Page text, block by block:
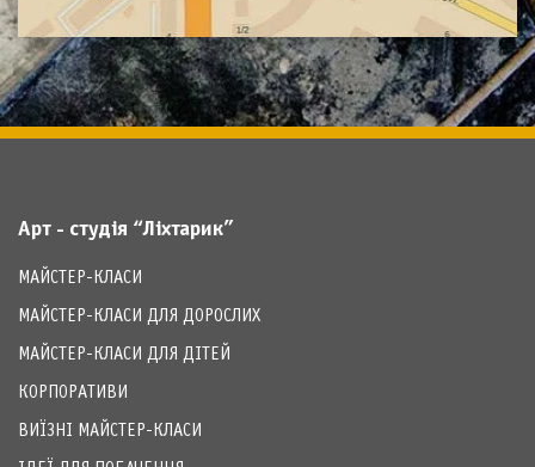
Арт - студія “Ліхтарик”
МАЙСТЕР-КЛАСИ
МАЙСТЕР-КЛАСИ ДЛЯ ДОРОСЛИХ
МАЙСТЕР-КЛАСИ ДЛЯ ДІТЕЙ
КОРПОРАТИВИ
ВИЇЗНІ МАЙСТЕР-КЛАСИ